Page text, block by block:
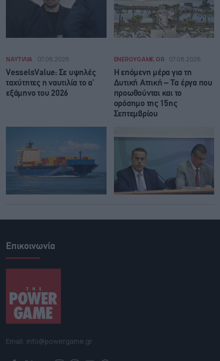
ΝΑΥΤΙΛΙΑ 07.08.2026
VesselsValue: Σε υψηλές
ταχύτητες η ναυτιλία το α’
εξάμηνο του 2026
ENERGYGAME.GR 07.08.2026
Η επόμενη μέρα για τη
Δυτική Αττική – Τα έργα που
προωθούνται και το
ορόσημο της 15ης
Σεπτεμβρίου
Επικοινωνία
Email: info@powergame.gr